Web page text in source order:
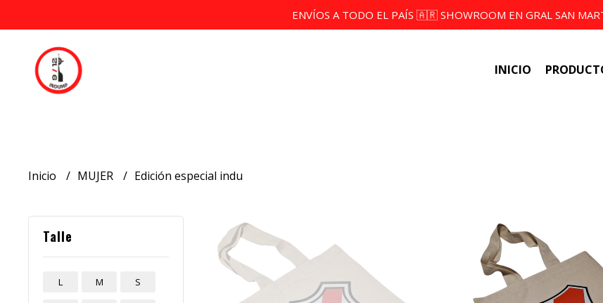
ENVÍOS A TODO EL PAÍS 🇦🇷 SHOWROOM EN GRAL SAN
INICIO
Inicio MUJER Edición especial indu
Talle
L M S